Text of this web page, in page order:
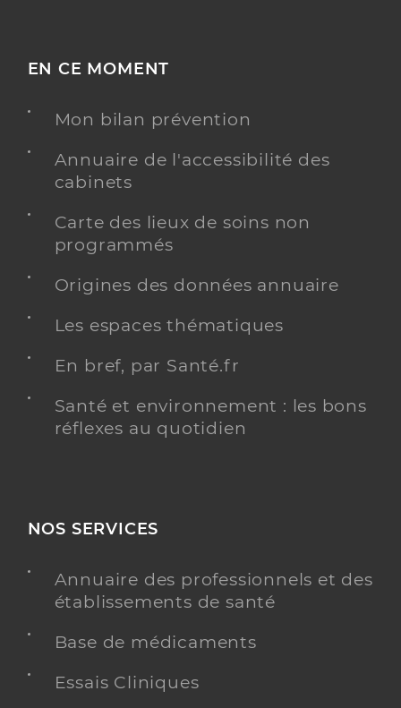
EN CE MOMENT
Mon bilan prévention
Annuaire de l'accessibilité des
cabinets
Carte des lieux de soins non
programmés
Origines des données annuaire
Les espaces thématiques
En bref, par Santé.fr
Santé et environnement : les bons
réflexes au quotidien
NOS SERVICES
Annuaire des professionnels et des
établissements de santé
Base de médicaments
Essais Cliniques